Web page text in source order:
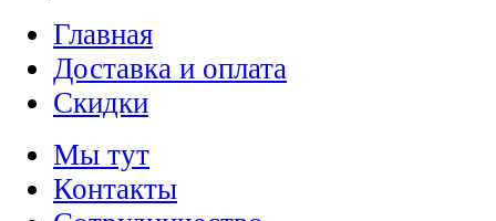
Главная
Доставка и оплата
Скидки
Мы тут
Контакты